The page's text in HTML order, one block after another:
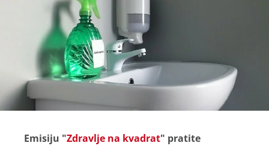
Emisiju "Zdravlje na kvadrat" pratite